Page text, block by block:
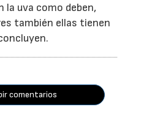
la uva como deben,
también ellas tienen
comentarios